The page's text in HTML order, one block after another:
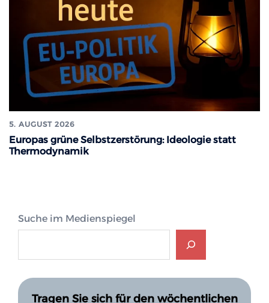
5. AUGUST 2026
Europas grüne Selbstzerstörung: Ideologie statt
Thermodynamik
Suche im Medienspiegel
Tragen Sie sich für den wöchentlichen